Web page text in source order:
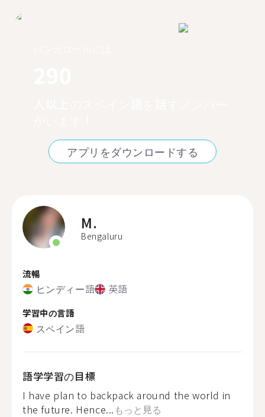
アプリをダウンロードする
M.
Bengaluru
流暢
ヒンディー語 英語
学習中の言語
スペイン語
語学学習の目標
I have plan to backpack around the world in
the future. Hence... もっと見る